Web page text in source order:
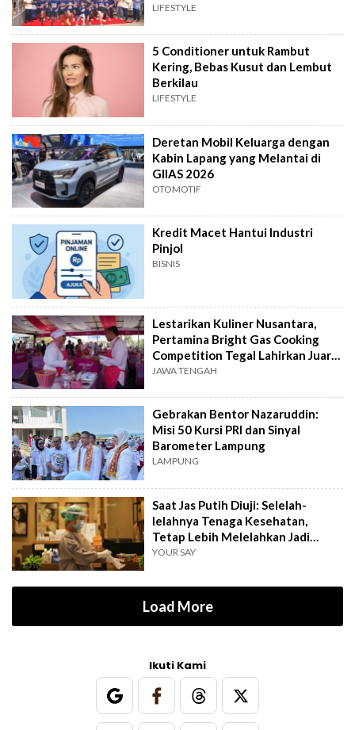
LIFESTYLE
5 Conditioner untuk Rambut
Kering, Bebas Kusut dan Lembut
Berkilau
LIFESTYLE
Deretan Mobil Keluarga dengan
Kabin Lapang yang Melantai di
GIIAS 2026
OTOMOTIF
Kredit Macet Hantui Industri
Pinjol
BISNIS
Lestarikan Kuliner Nusantara,
Pertamina Bright Gas Cooking
Competition Tegal Lahirkan Juara
Baru
JAWA TENGAH
Gebrakan Bentor Nazaruddin:
Misi 50 Kursi PRI dan Sinyal
Barometer Lampung
LAMPUNG
Saat Jas Putih Diuji: Selelah-
lelahnya Tenaga Kesehatan,
Tetap Lebih Melelahkan Jadi
Pasien
YOUR SAY
Load More
Ikuti Kami